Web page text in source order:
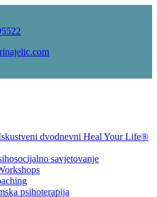
dvodnevni Heal Your Life®
savjetovanje
psihoterapija